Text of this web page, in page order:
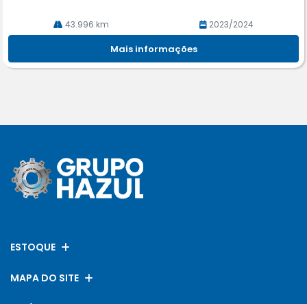
43.996 km 2023/2024
Mais informações
ESTOQUE
MAPA DO SITE